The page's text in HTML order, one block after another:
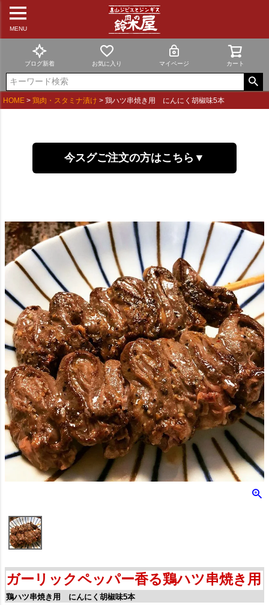
MENU
ブログ新着 お気に入り マイページ カート
HOME 鶏肉・スタミナ漬け 鶏ハツ串焼き用 にんにく胡椒味5本
今スグご注文の方はこちら▼
ガーリックペッパー香る鶏ハツ串焼き用
鶏ハツ串焼き用 にんにく胡椒味5本